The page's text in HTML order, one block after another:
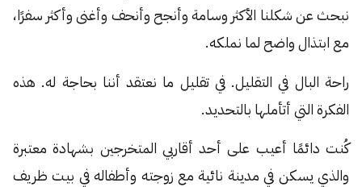
نبحث عن شكلنا الأكثر وسامة وأنجح وأنحف وأغنى وأكثر سفرًا،
مع ابتذال واضح لما نملكه.
راحة البال في التقليل. في تقليل ما نعتقد أننا بحاجة له. هذه
الفكرة التي أتأملها بالتحديد.
كُنت دائمًا أعيب على أحد أقاربي المتخرجين بشهادة معتبرة
والذي يسكن في مدينة نائية مع زوجته وأطفاله في بيت ظريف